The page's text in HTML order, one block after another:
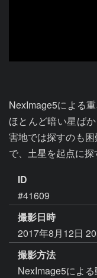
NexImage5による
ほとんど暗い星ば
害地では探すのも
で、土星を起点に探
ID
#41609
撮影日時
2017年8月12日
撮影方法
NexImage5によ